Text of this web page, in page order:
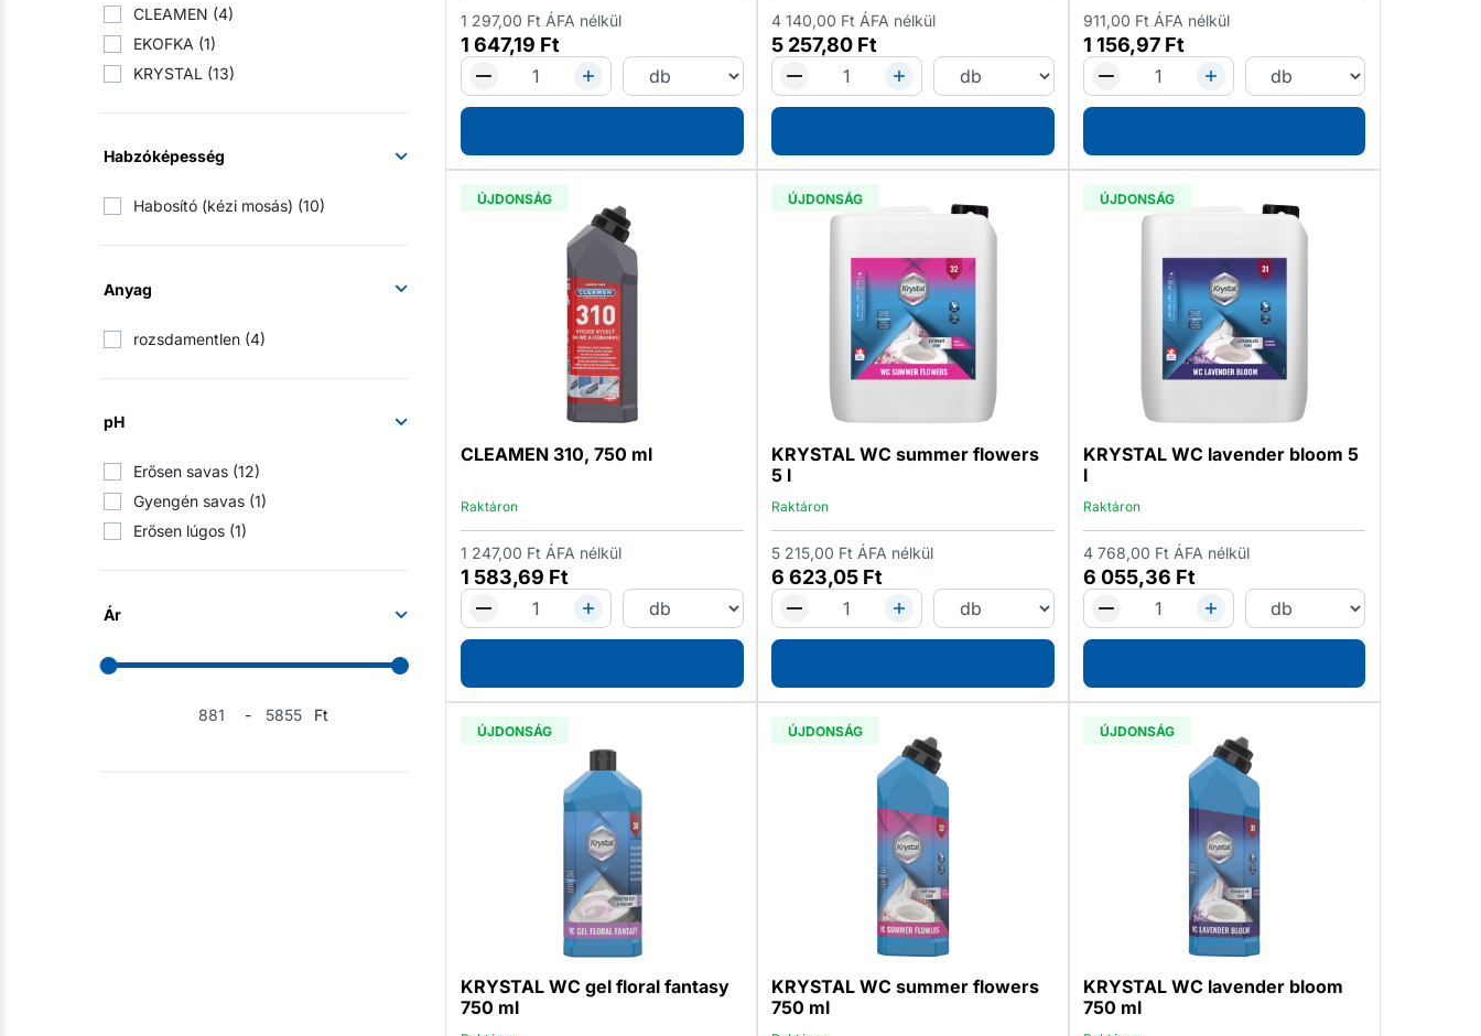
Háztartások (9)
Professzionális mosodák
Sportlétesítmények és tornatermek
Elosztó (2)
CLEAMEN (4)
EKOFKA (1)
KRYSTAL (13)
Habzóképesség
Habosító (kézi mosás) (10)
Anyag
rozsdamentlen (4)
pH
Erősen savas (12)
Gyengén savas (1)
Erősen lúgos (1)
Ár
- Ft
1 647,19 Ft
1 297,00 Ft ÁFA nélkül
5 257,80 Ft
4 140,00 Ft ÁFA nélkül
1 156,97 Ft
911,00 Ft ÁFA nélkül
ÚJDONSÁG
CLEAMEN 310, 750 ml
Raktáron
1 583,69 Ft
1 247,00 Ft ÁFA nélkül
ÚJDONSÁG
KRYSTAL WC summer flowers
5 l
Raktáron
6 623,05 Ft
5 215,00 Ft ÁFA nélkül
ÚJDONSÁG
KRYSTAL WC lavender bloom 5
l
Raktáron
6 055,36 Ft
4 768,00 Ft ÁFA nélkül
ÚJDONSÁG
KRYSTAL WC gel floral fantasy
750 ml
ÚJDONSÁG
KRYSTAL WC summer flowers
750 ml
ÚJDONSÁG
KRYSTAL WC lavender bloom
750 ml